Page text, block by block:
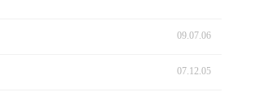
09.07.06
07.12.05